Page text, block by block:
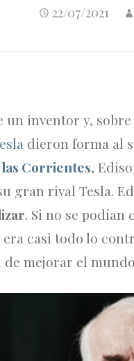
22/07/2021
un inventor y,
dieron forma al
Corrientes,
gran rival Tesla.
. Si no se
era casi todo lo
de mejorar el